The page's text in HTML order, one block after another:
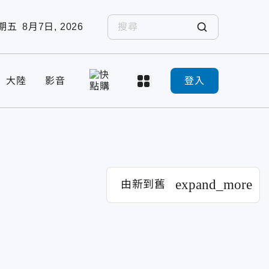
五 8月7日, 2026
大陸 影音 登入
由新到舊 expand_more